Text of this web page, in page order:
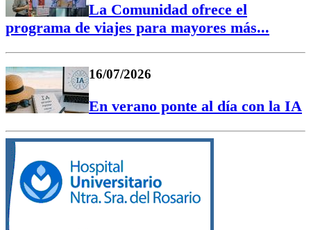
La Comunidad ofrece el
programa de viajes para mayores más...
16/07/2026
En verano ponte al día con la IA